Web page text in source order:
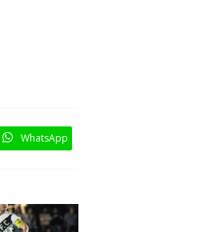
WhatsApp